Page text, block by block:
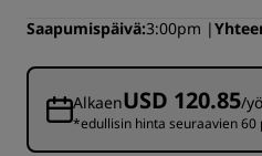
Saapumispäivä 3:00pm
AlkaenUSD 120.85/yö
*edullisin hinta seuraavien 60